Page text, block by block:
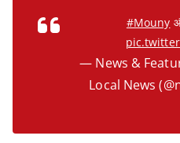
#Mouny
— News &
Local News